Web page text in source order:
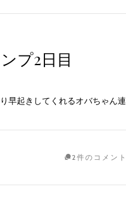
プ2日目
早起きしてくれるオバちゃん連
2件のコメント